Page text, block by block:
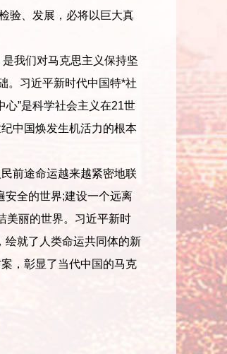
验、发展，必将以巨大真
我们对马克思主义保持坚
。习近平新时代中国特*社
心”是科学社会主义在21世
中国焕发生机活力的根本
前途命运越来越紧密地联
安全的世界;建设一个远离
美丽的世界。习近平新时
绘就了人类命运共同体的新
，彰显了当代中国的马克